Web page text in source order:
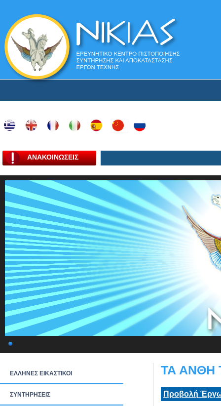
ΑΝΑΚΟΙΝΩΣΕΙΣ
ΕΛΛΗΝΕΣ ΕΙΚΑΣΤΙΚΟΙ
ΣΥΝΤΗΡΗΣΕΙΣ
ΤΑ ΑΝΘΗ
Προβολή